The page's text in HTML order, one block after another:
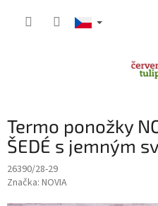
Termo ponožky
ŠEDÉ s jemným
26390/28-29
Značka: NOVIA